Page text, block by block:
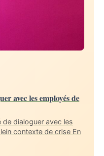
avec les employés de
de dialoguer avec les
contexte de crise En